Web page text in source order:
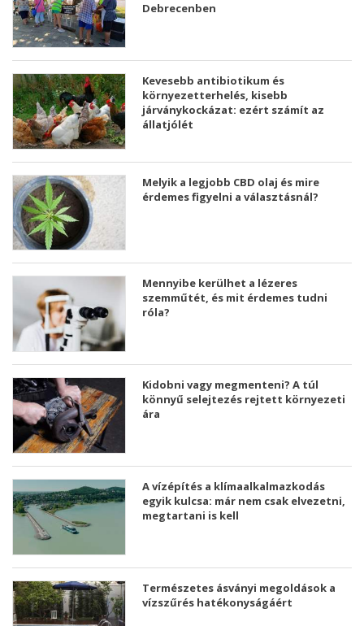
Debrecenben
Kevesebb antibiotikum és
környezetterhelés, kisebb
járványkockázat: ezért számít az
állatjólét
Melyik a legjobb CBD olaj és mire
érdemes figyelni a választásnál?
Mennyibe kerülhet a lézeres
szemműtét, és mit érdemes tudni
róla?
Kidobni vagy megmenteni? A túl
könnyű selejtezés rejtett környezeti
ára
A vízépítés a klímaalkalmazkodás
egyik kulcsa: már nem csak elvezetni,
megtartani is kell
Természetes ásványi megoldások a
vízszűrés hatékonyságáért